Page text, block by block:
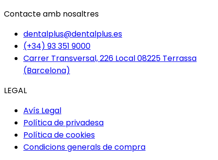
Contacte amb nosaltres
dentalplus@dentalplus.es
(+34) 93 351 9000
Carrer Transversal, 226 Local 08225 Terrassa
(Barcelona)
LEGAL
Avís Legal
Política de privadesa
Política de cookies
Condicions generals de compra